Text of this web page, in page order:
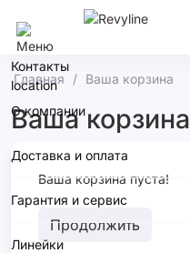
Нижний Новгород
Контакты
О компании
Доставка и оплата
Гарантия и сервис
Линейки
Главная Ваша корзина
Ваша корзина
Ваша корзина пуста!
Продолжить